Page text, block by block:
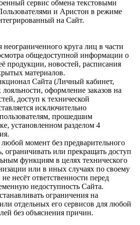
сервис обмена текстовыми
и Аристон в режиме
на Сайт.
неограниченного круга лиц в части
общедоступной информации о
продукции, новостей, расписания
материалов.
Сайта (Личный кабинет,
оформление заказов на
доступ к технической
исключительно
прошедшим
установленном разделом 4
момент без предварительного
ограничивать или прекращать доступ
функциям в целях технического
или в иных случаях по своему
несёт ответственности перед
недоступность Сайта.
ограничения на
отдельных его сервисов для любой
без объяснения причин.